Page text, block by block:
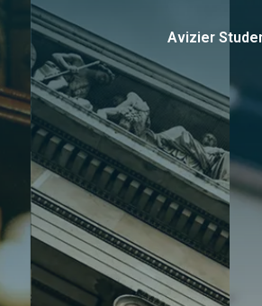
Erasmus & Internațional
Avizier